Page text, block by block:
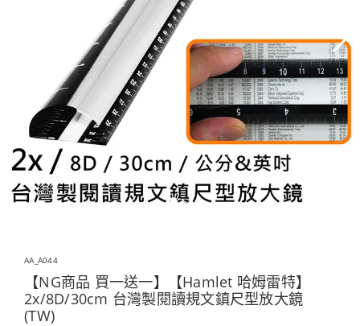
AA_A044
【NG商品 買一送一】【Hamlet 哈姆雷特】
2x/8D/30cm 台灣製閱讀規文鎮尺型放大鏡
(TW)